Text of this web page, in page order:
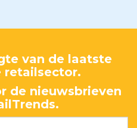
van de laatste
retailsector.
de nieuwsbrieven